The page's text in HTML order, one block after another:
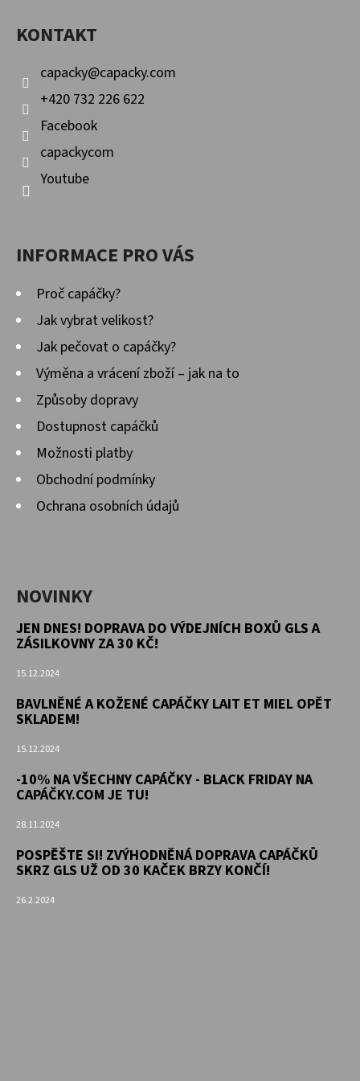
KONTAKT
capacky@capacky.com
+420 732 226 622
Facebook
capackycom
Youtube
INFORMACE PRO VÁS
Proč capáčky?
Jak vybrat velikost?
Jak pečovat o capáčky?
Výměna a vrácení zboží – jak na to
Způsoby dopravy
Dostupnost capáčků
Možnosti platby
Obchodní podmínky
Ochrana osobních údajů
NOVINKY
JEN DNES! DOPRAVA DO VÝDEJNÍCH BOXŮ GLS A
ZÁSILKOVNY ZA 30 KČ!
15.12.2024
BAVLNĚNÉ A KOŽENÉ CAPÁČKY LAIT ET MIEL OPĚT
SKLADEM!
15.12.2024
-10% NA VŠECHNY CAPÁČKY - BLACK FRIDAY NA
CAPÁČKY.COM JE TU!
28.11.2024
POSPĚŠTE SI! ZVÝHODNĚNÁ DOPRAVA CAPÁČKŮ
SKRZ GLS UŽ OD 30 KAČEK BRZY KONČÍ!
26.2.2024